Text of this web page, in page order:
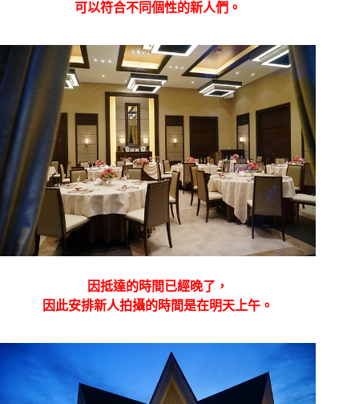
可以符合不同個性的新人們。
因抵達的時間已經晚了，
因此安排新人拍攝的時間是在明天上午。